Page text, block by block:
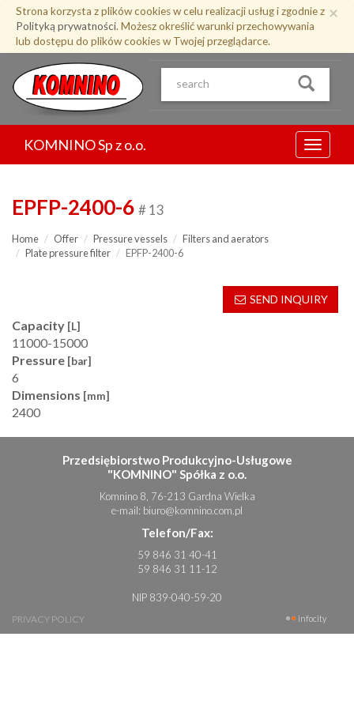
Przejdź
treści
×
Strona korzysta z plików cookies w celu realizacji usług i zgodnie z
Polityką prywatności. Możesz określić warunki przechowywania
lub dostępu do plików cookies w Twojej przeglądarce.
Menu
KOMNINO Sp z o.o.
EPFP-2400-6 # 13
Home Offer Pressure vessels
Filters and aerators
Plate pressure filter
EPFP-2400-6
SEND INQUIRY
Capacity [L]
11000-15000
Pressure [bar]
6
Dimensions [mm]
2400
Przedsiębiorstwo Produkcyjno-Usługowe
"KOMNINO" Spółka z o.o.
Komnino 8, 76-213 Gardna Wielka
e-mail: biuro@komnino.com.pl
Telefon/Fax:
59 846 31 40-41
59 846 31 11-12
NIP 839-040-59-20
PRIVACY POLICY infocity